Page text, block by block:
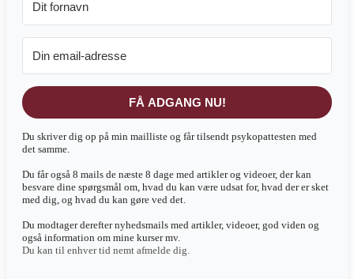
FÅ ADGANG NU!
Du skriver dig op på min mailliste og får tilsendt psykopattesten med
det samme.
Du får også 8 mails de næste 8 dage med artikler og videoer, der kan
besvare dine spørgsmål om, hvad du kan være udsat for, hvad der er sket
med dig, og hvad du kan gøre ved det.
Du modtager derefter nyhedsmails med artikler, videoer, god viden og
også information om mine kurser mv.
Du kan til enhver tid nemt afmelde dig.